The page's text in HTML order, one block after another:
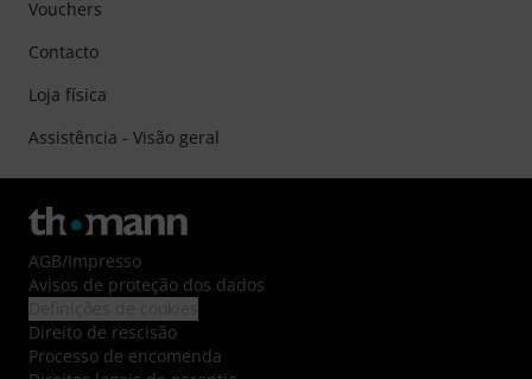
Vouchers
Contacto
Loja física
Assistência - Visão geral
AGB/Impresso
Avisos de proteção dos dados
Direito de rescisão
Processo de encomenda